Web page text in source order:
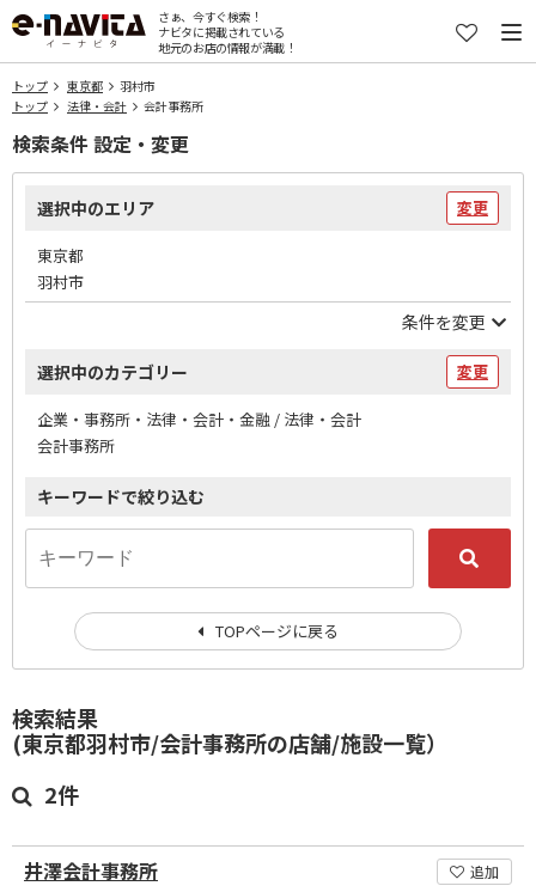
さぁ、今すぐ検索！
ナビタに掲載されている
地元のお店の情報が満載！
トップ 東京都
羽村市
トップ
法律・会計 会計事務所
検索結果
(東京都羽村市/会計事務所の店舗/施設一覧）
2件
井澤会計事務所 追加
検索条件 設定・変更
選択中のエリア 変更
東京都
羽村市
条件を変更
選択中のカテゴリー 変更
企業・事務所・法律・会計・金融 / 法律・会計
会計事務所
キーワードで絞り込む
TOPページに戻る